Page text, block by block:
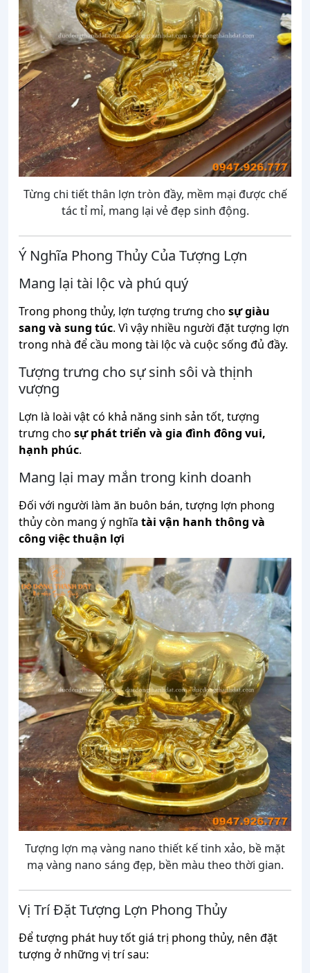
Từng chi tiết thân lợn tròn đầy, mềm mại được chế
tác tỉ mỉ, mang lại vẻ đẹp sinh động.
Ý Nghĩa Phong Thủy Của Tượng Lợn
Mang lại tài lộc và phú quý
Trong phong thủy, lợn tượng trưng cho sựgiàu
sang và sung túc. Vì vậy nhiều người đặttượng lợn
trong nhà đểcầu mong tài lộc và cuộc sống đủ đầy.
Tượng trưng cho sựsinh sôi và thịnh
vượng
Lợn là loài vậtcó khả năng sinh sản tốt, tượng
trưng cho sựpháttriển và gia đình đông vui,
hạnh phúc.
Mang lại may mắn trong kinh doanh
Đối với người làm ăn buôn bán, tượng lợn phong
thủycòn mang ý nghĩa tài vận hanh thông và
công việcthuận lợi
Tượng lợn mạ vàng nano thiết kế tinh xảo, bề mặt
mạ vàng nano sáng đẹp, bền màu theo thời gian.
Vị TríĐặtTượng Lợn Phong Thủy
Đểtượng phát huytốtgiá trị phong thủy, nên đặt
tượng ởnhững vị trísau: